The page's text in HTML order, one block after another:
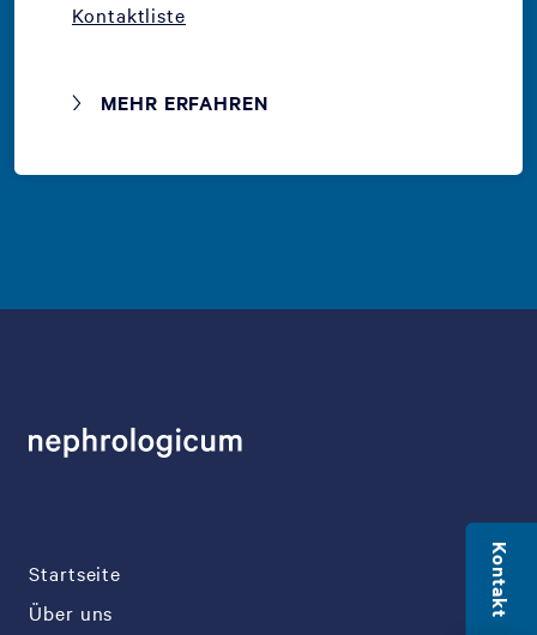
Kontaktliste
MEHR ERFAHREN
Startseite
Über uns
Kontakt